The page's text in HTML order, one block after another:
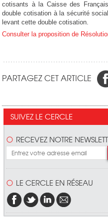
cotisants à la Caisse des
double cotisation à la sécurité
levant cette double cotisation.
Consulter la proposition de
PARTAGEZ CET ARTICLE
SUIVEZ LE CERCLE
RECEVEZ NOTRE
LE CERCLE EN RÉSEAU